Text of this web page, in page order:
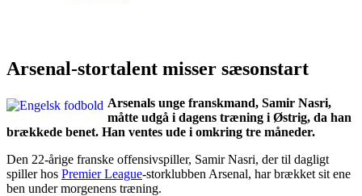
Arsenal-stortalent misser sæsonstart
Arsenals unge franskmand, Samir Nasri,
måtte udgå i dagens træning i Østrig, da han
brækkede benet. Han ventes ude i omkring tre måneder.
Den 22-årige franske offensivspiller, Samir Nasri, der til dagligt
spiller hos Premier League-storklubben Arsenal, har brækket sit ene
ben under morgenens træning.